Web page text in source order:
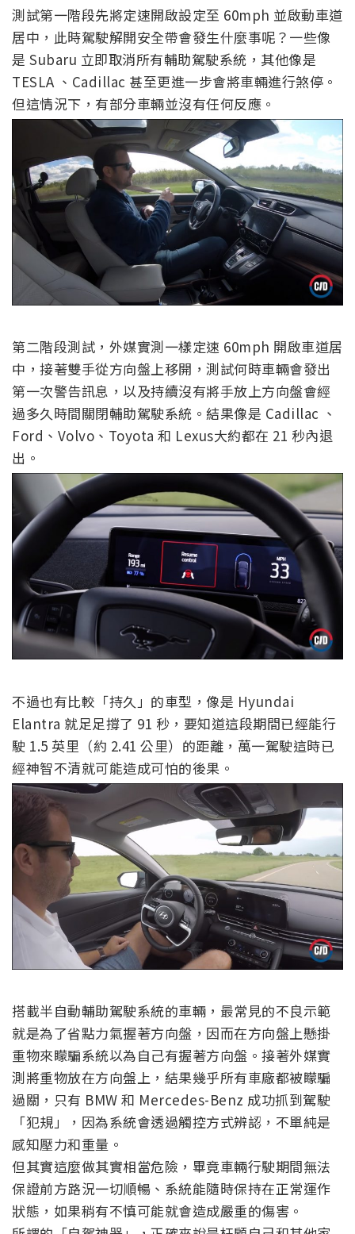
測試第一階段先將定速開啟設定至 60mph 並啟動車道
居中，此時駕駛解開安全帶會發生什麼事呢？一些像
是 Subaru 立即取消所有輔助駕駛系統，其他像是
TESLA 、Cadillac 甚至更進一步會將車輛進行煞停。
但這情況下，有部分車輛並沒有任何反應。
第二階段測試，外媒實測一樣定速 60mph 開啟車道居
中，接著雙手從方向盤上移開，測試何時車輛會發出
第一次警告訊息，以及持續沒有將手放上方向盤會經
過多久時間關閉輔助駕駛系統。結果像是 Cadillac 、
Ford、Volvo、Toyota 和 Lexus大約都在 21 秒內退
出。
不過也有比較「持久」的車型，像是 Hyundai
Elantra 就足足撐了 91 秒，要知道這段期間已經能行
駛 1.5 英里（約 2.41 公里）的距離，萬一駕駛這時已
經神智不清就可能造成可怕的後果。
搭載半自動輔助駕駛系統的車輛，最常見的不良示範
就是為了省點力氣握著方向盤，因而在方向盤上懸掛
重物來矇騙系統以為自己有握著方向盤。接著外媒實
測將重物放在方向盤上，結果幾乎所有車廠都被矇騙
過關，只有 BMW 和 Mercedes-Benz 成功抓到駕駛
「犯規」，因為系統會透過觸控方式辨認，不單純是
感知壓力和重量。
但其實這麼做其實相當危險，畢竟車輛行駛期間無法
保證前方路況一切順暢、系統能隨時保持在正常運作
狀態，如果稍有不慎可能就會造成嚴重的傷害。